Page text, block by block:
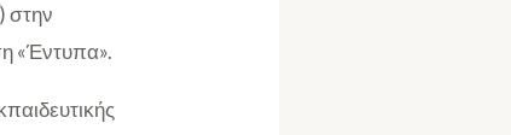
στην
«Έντυπα».